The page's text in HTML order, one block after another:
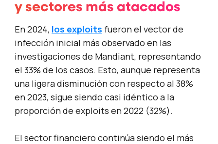
y sectores más atacados
En 2024, los exploits fueron el vector de
infección inicial más observado en las
investigaciones de Mandiant, representando
el 33% de los casos. Esto, aunque representa
una ligera disminución con respecto al 38%
en 2023, sigue siendo casi idéntico a la
proporción de exploits en 2022 (32%).
El sector financiero continúa siendo el más